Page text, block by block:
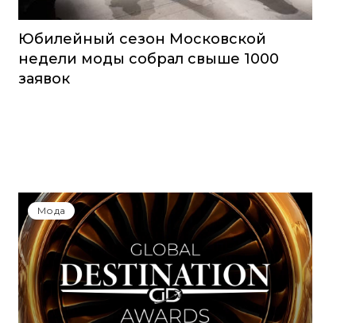
Юбилейный сезон Московской
недели моды собрал свыше 1000
заявок
Мода